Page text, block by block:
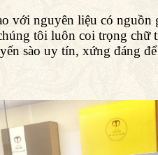
với nguyên liệu có
tôi luôn coi trọng
sào uy tín, xứng đáng